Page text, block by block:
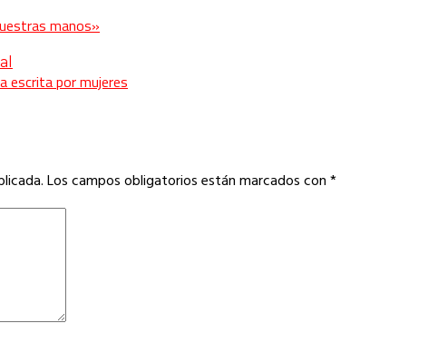
manos»
escrita por mujeres
Los campos obligatorios están marcados con*